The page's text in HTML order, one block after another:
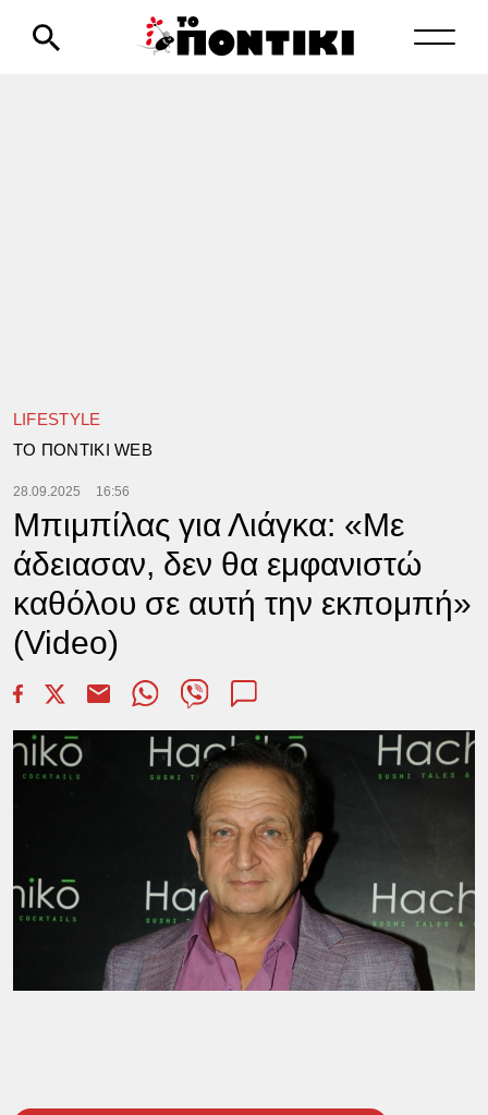
LIFESTYLE
TΟ ΠΟΝΤΙΚΙ WEB
28.09.2025 16:56
Μπιμπίλας για Λιάγκα: «Με
άδειασαν, δεν θα εμφανιστώ
καθόλου σε αυτή την εκπομπή»
(Video)